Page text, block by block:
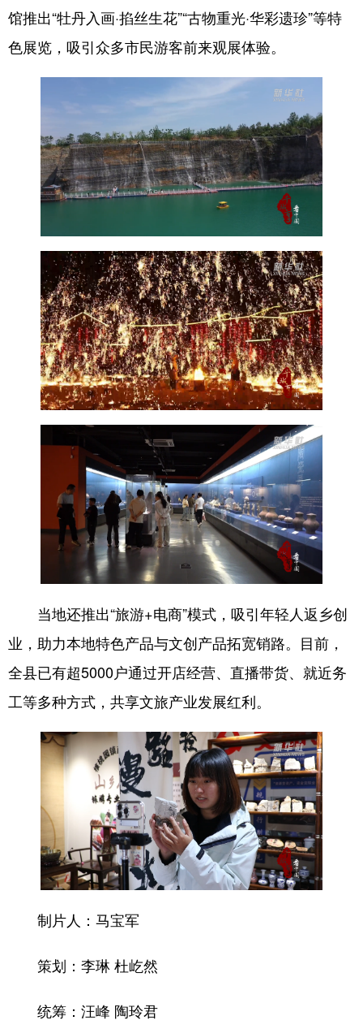
Deutsch Português
馆推出“牡丹入画·掐丝生花”“古物重光·华彩遗珍”等特
色展览，吸引众多市民游客前来观展体验。
当地还推出“旅游+电商”模式，吸引年轻人返乡创
业，助力本地特色产品与文创产品拓宽销路。目前，
全县已有超5000户通过开店经营、直播带货、就近务
工等多种方式，共享文旅产业发展红利。
制片人：马宝军
策划：李琳 杜屹然
统筹：汪峰 陶玲君